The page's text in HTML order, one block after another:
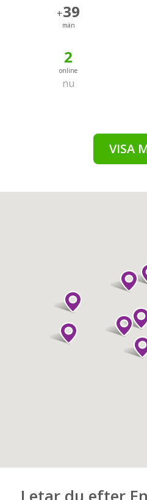
+39
män
2
online
nu
VISA
Letar du efter